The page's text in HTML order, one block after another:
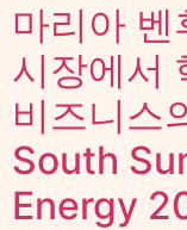
마리아 벤
시장에서
비즈니스
South
Energy